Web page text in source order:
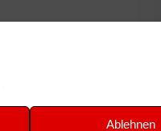
Ablehnen